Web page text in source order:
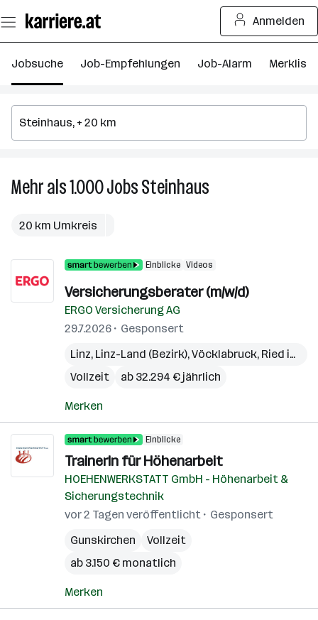
Seiteninhalt
springen
Anmelden
Jobsuche Job-Empfehlungen Job-Alarm Merkliste
Mehr als 1.000JobsSteinhaus
Steinhaus
20 km Umkreis
Einblicke Videos
Versicherungsberater (m/w/d)
ERGO Versicherung AG
29.7.2026
Gesponsert
Linz, Linz-Land (Bezirk),Vöcklabruck, Ried im Innkreis
Vollzeit
ab 32.294 € jährlich
Merken
Einblicke
TrainerIn für Höhenarbeit
HOEHENWERKSTATT GmbH - Höhenarbeit &
Sicherungstechnik
vor 2 Tagen veröffentlicht
Gesponsert
Gunskirchen
Vollzeit
ab 3.150 € monatlich
Merken